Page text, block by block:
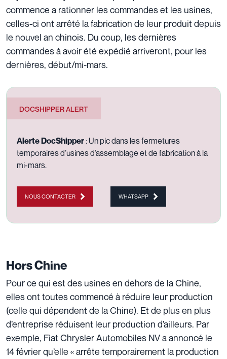
commence a rationner les commandes et les usines,
celles-ci ont arrêté la fabrication de leur produit depuis
le nouvel an chinois. Du coup, les dernières
commandes à avoir été expédié arriveront, pour les
dernières, début/mi-mars.
DOCSHIPPER ALERT
Alerte DocShipper : Un pic dans les fermetures
temporaires d’usines d’assemblage et de fabrication à la
mi-mars.
NOUS CONTACTER WHATSAPP
Hors Chine
Pour ce qui est des usines en dehors de la Chine,
elles ont toutes commencé à réduire leur production
(celle qui dépendent de la Chine). Et de plus en plus
d’entreprise réduisent leur production d’ailleurs. Par
exemple, Fiat Chrysler Automobiles NV a annoncé le
14 février qu’elle « arrête temporairement la production